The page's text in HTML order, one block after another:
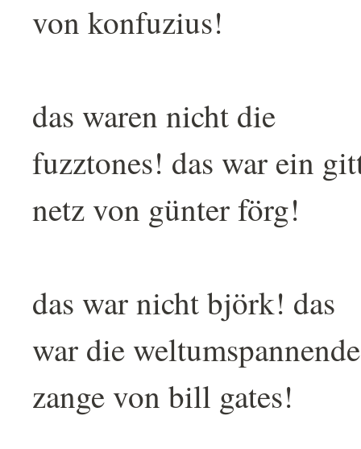
von konfuzius!
das waren nicht die
fuzztones! das war ein
netz von günter förg!
das war nicht björk! das
war die weltumspannende
zange von bill gates!